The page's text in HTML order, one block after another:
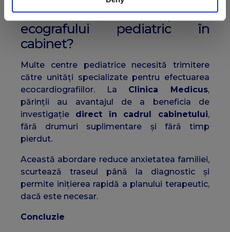
Medicus prin deținerea
ecografului pediatric în
cabinet?
Multe centre pediatrice necesită trimitere
către unități specializate pentru efectuarea
ecocardiografiilor. La Clinica Medicus,
părinții au avantajul de a beneficia de
investigație direct în cadrul cabinetului,
fără drumuri suplimentare și fără timp
pierdut.
Această abordare reduce anxietatea familiei,
scurtează traseul până la diagnostic și
permite inițierea rapidă a planului terapeutic,
dacă este necesar.
Concluzie